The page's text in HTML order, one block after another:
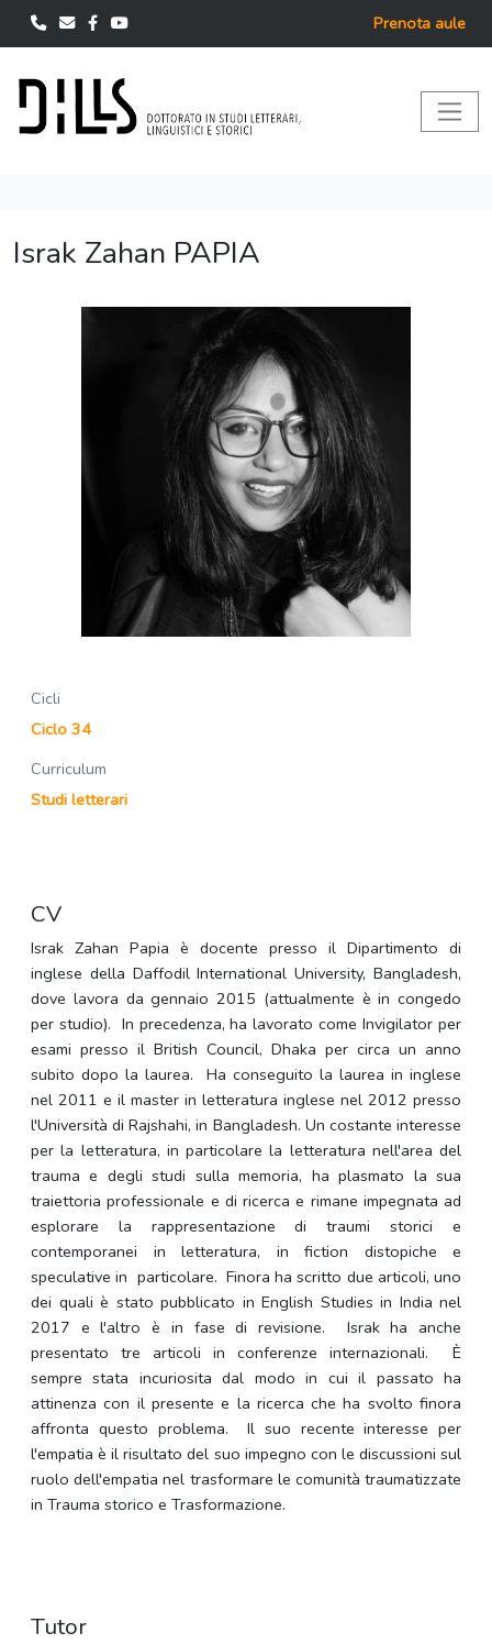
Prenota aule
Israk Zahan PAPIA
Cicli
Ciclo 34
Curriculum
Studi letterari
CV
Israk Zahan Papia è docente presso il Dipartimento di
inglese della Daffodil International University, Bangladesh,
dove lavora da gennaio 2015 (attualmente è in congedo
per studio). In precedenza, ha lavorato come Invigilator per
esami presso il British Council, Dhaka per circa un anno
subito dopo la laurea. Ha conseguito la laurea in inglese
nel 2011 e il master in letteratura inglese nel 2012 presso
l'Università di Rajshahi, in Bangladesh. Un costante interesse
per la letteratura, in particolare la letteratura nell'area del
trauma e degli studi sulla memoria, ha plasmato la sua
traiettoria professionale e di ricerca e rimane impegnata ad
esplorare la rappresentazione di traumi storici e
contemporanei in letteratura, in fiction distopiche e
speculative in particolare. Finora ha scritto due articoli, uno
dei quali è stato pubblicato in English Studies in India nel
2017 e l'altro è in fase di revisione. Israk ha anche
presentato tre articoli in conferenze internazionali. È
sempre stata incuriosita dal modo in cui il passato ha
attinenza con il presente e la ricerca che ha svolto finora
affronta questo problema. Il suo recente interesse per
l'empatia è il risultato del suo impegno con le discussioni sul
ruolo dell'empatia nel trasformare le comunità traumatizzate
in Trauma storico e Trasformazione.
Tutor